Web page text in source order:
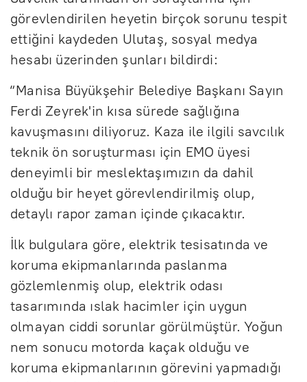
görevlendirilen heyetin birçok sorunu tespit
ettiğini kaydeden Ulutaş, sosyal medya
hesabı üzerinden şunları bildirdi:
“Manisa Büyükşehir Belediye Başkanı Sayın
Ferdi Zeyrek'in kısa sürede sağlığına
kavuşmasını diliyoruz. Kaza ile ilgili savcılık
teknik ön soruşturması için EMO üyesi
deneyimli bir meslektaşımızın da dahil
olduğu bir heyet görevlendirilmiş olup,
detaylı rapor zaman içinde çıkacaktır.
İlk bulgulara göre, elektrik tesisatında ve
koruma ekipmanlarında paslanma
gözlemlenmiş olup, elektrik odası
tasarımında ıslak hacimler için uygun
olmayan ciddi sorunlar görülmüştür. Yoğun
nem sonucu motorda kaçak olduğu ve
koruma ekipmanlarının görevini yapmadığı